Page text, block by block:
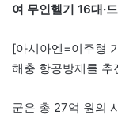
여 무인헬기 16대·
[아시아엔=이주형
해충 항공방제를 추
군은 총 27억 원의